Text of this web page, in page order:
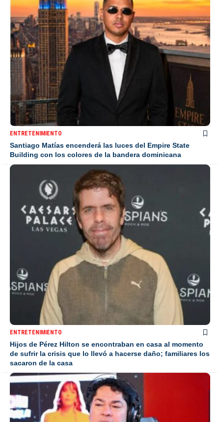
ENTRETENIMIENTO
Santiago Matías encenderá las luces del Empire State
Building con los colores de la bandera dominicana
ENTRETENIMIENTO
Hijos de Pérez Hilton se encontraban en casa al momento
de sufrir la crisis que lo llevó a hacerse daño; familiares los
sacaron de la casa